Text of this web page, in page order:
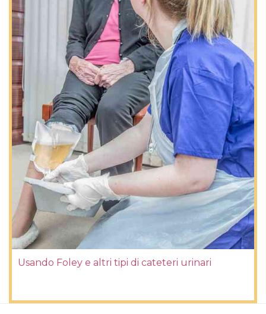
Usando Foley e altri tipi di cateteri urinari